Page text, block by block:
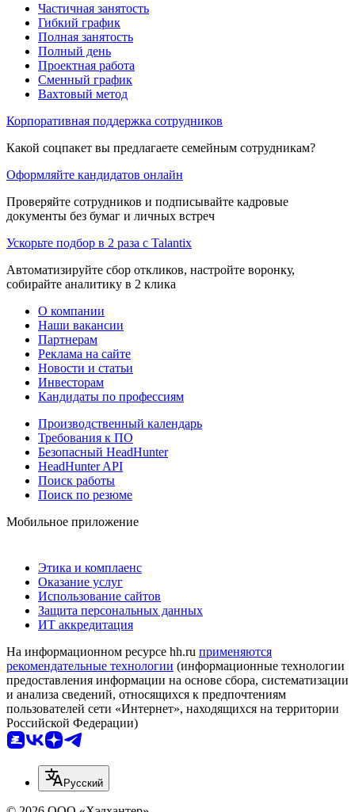
Частичная занятость
Гибкий график
Полная занятость
Полный день
Проектная работа
Сменный график
Вахтовый метод
Корпоративная поддержка сотрудников
Какой соцпакет вы предлагаете семейным сотрудникам?
Оформляйте кандидатов онлайн
Проверяйте сотрудников и подписывайте кадровые
документы без бумаг и личных встреч
Ускорьте подбор в 2 раза с Talantix
Автоматизируйте сбор откликов, настройте воронку,
собирайте аналитику в 2 клика
О компании
Наши вакансии
Партнерам
Реклама на сайте
Новости и статьи
Инвесторам
Кандидаты по профессиям
Производственный календарь
Требования к ПО
Безопасный HeadHunter
HeadHunter API
Поиск работы
Поиск по резюме
Мобильное приложение
Этика и комплаенс
Оказание услуг
Использование сайтов
Защита персональных данных
ИТ аккредитация
На информационном ресурсе hh.ru применяются
рекомендательные технологии (информационные технологии
предоставления информации на основе сбора, систематизации
и анализа сведений, относящихся к предпочтениям
пользователей сети «Интернет», находящихся на территории
Российской Федерации)
Русский